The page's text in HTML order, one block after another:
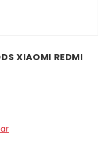
XIAOMI REDMI